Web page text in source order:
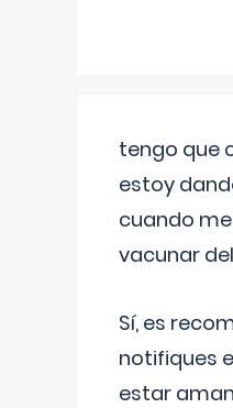
tengo que
estoy
cuando
vacunar
Sí, es
notifiques
estar